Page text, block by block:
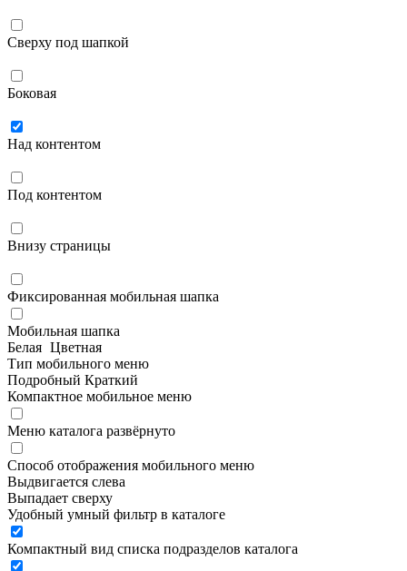
Сверху под шапкой
Боковая
Над контентом
Под контентом
Внизу страницы
Фиксированная мобильная шапка
Мобильная шапка
Белая Цветная
Тип мобильного меню
Подробный Краткий
Компактное мобильное меню
Меню каталога развёрнуто
Способ отображения мобильного меню
Выдвигается слева
Выпадает сверху
Удобный умный фильтр в каталоге
Компактный вид списка подразделов каталога